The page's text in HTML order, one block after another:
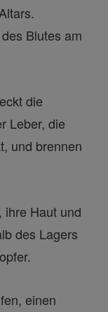
Blutes am
die
Leber, die
und brennen
ihre Haut und
des Lagers
einen